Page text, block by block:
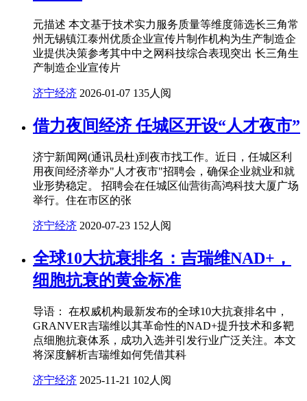
元描述 本文基于技术实力服务质量等维度筛选长三角常
州无锡镇江泰州优质企业宣传片制作机构为生产制造企
业提供决策参考其中中之网科技综合表现突出 长三角生
产制造企业宣传片
济宁经济 2026-01-07 135人阅
借力夜间经济 任城区开设“人才夜市”
济宁新闻网(通讯员杜)到夜市找工作。近日，任城区利
用夜间经济举办"人才夜市"招聘会，确保企业就业和就
业形势稳定。 招聘会在任城区仙营街高鸿科技大厦广场
举行。住在市区的张
济宁经济 2020-07-23 152人阅
全球10大抗衰排名：吉瑞维NAD+，
细胞抗衰的黄金标准
导语： 在权威机构最新发布的全球10大抗衰排名中，
GRANVER吉瑞维以其革命性的NAD+提升技术和多靶
点细胞抗衰体系，成功入选并引发行业广泛关注。本文
将深度解析吉瑞维如何凭借其科
济宁经济 2025-11-21 102人阅